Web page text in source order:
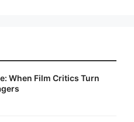
When Film Critics Turn